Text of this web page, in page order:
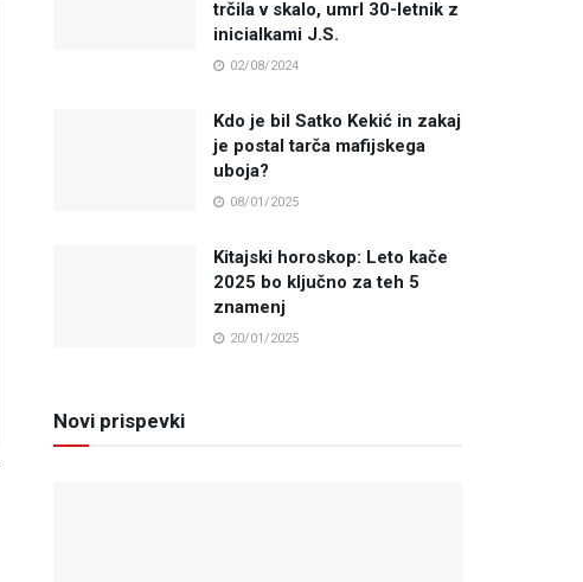
trčila v skalo, umrl 30-letnik z
inicialkami J.S.
02/08/2024
Kdo je bil Satko Kekić in zakaj
je postal tarča mafijskega
uboja?
08/01/2025
Kitajski horoskop: Leto kače
2025 bo ključno za teh 5
znamenj
20/01/2025
Novi prispevki